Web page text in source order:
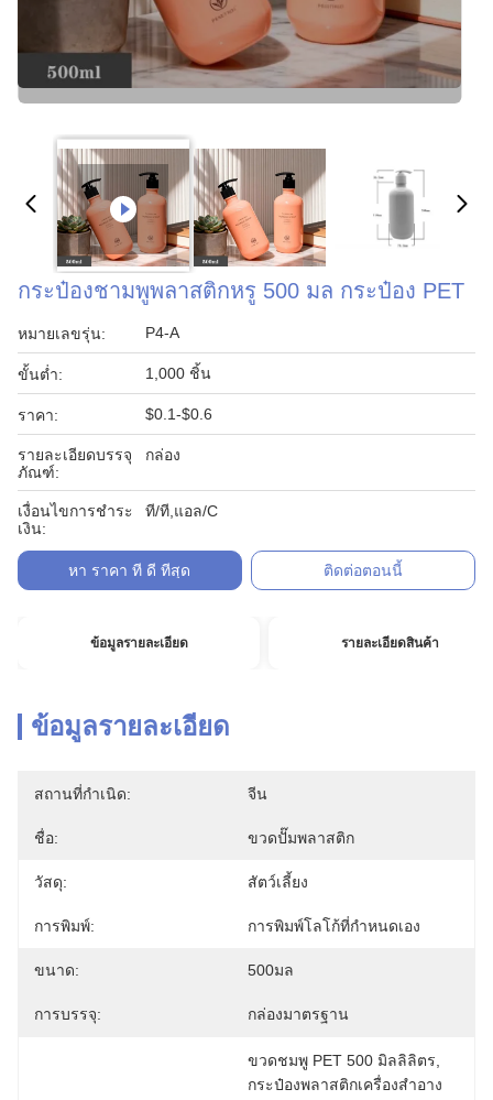
กระป๋องชามพูพลาสติกหรู 500 มล กระป๋อง PET
หมายเลขรุ่น: P4-A
ขั้นต่ำ: 1,000 ชิ้น
ราคา: $0.1-$0.6
รายละเอียดบรรจุ
ภัณฑ์:
กล่อง
เงื่อนไขการชำระ
เงิน:
ที/ที,แอล/C
หา ราคา ที่ ดี ที่สุด ติดต่อตอนนี้
ข้อมูลรายละเอียด รายละเอียดสินค้า
ข้อมูลรายละเอียด
สถานที่กำเนิด: จีน
ชื่อ: ขวดปั๊มพลาสติก
วัสดุ: สัตว์เลี้ยง
การพิมพ์: การพิมพ์โลโก้ที่กำหนดเอง
ขนาด: 500มล
การบรรจุ: กล่องมาตรฐาน
ขวดชมพู PET 500 มิลลิลิตร
กระป๋องพลาสติกเครื่องสําอาง